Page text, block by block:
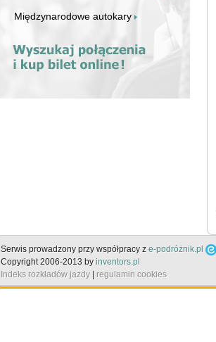
Międzynarodowe autokary
Serwis prowadzony przy współpracy z e-podróżnik.pl
Copyright 2006-2013 by inventors.pl
Indeks rozkładów jazdy
regulamin cookies